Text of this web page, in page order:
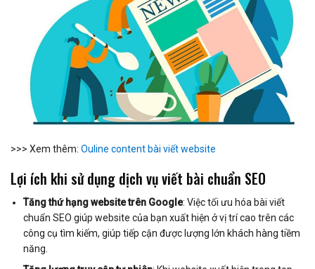
>>> Xem thêm: Ouline content bài viết website
Lợi ích khi sử dụng dịch vụ viết bài chuẩn SEO
Tăng thứ hạng website trên Google: Việc tối ưu hóa bài viết
chuẩn SEO giúp website của bạn xuất hiện ở vị trí cao trên các
công cụ tìm kiếm, giúp tiếp cận được lượng lớn khách hàng tiềm
năng.